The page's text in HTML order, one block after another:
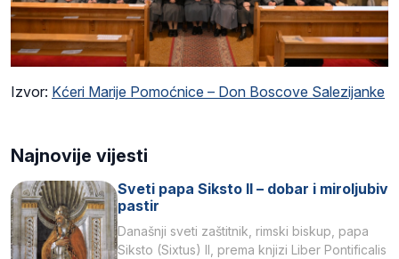
Izvor: Kćeri Marije Pomoćnice – Don Boscove Salezijanke
Najnovije vijesti
Sveti papa Siksto II – dobar i miroljubiv
pastir
Današnji sveti zaštitnik, rimski biskup, papa
Siksto (Sixtus) II, prema knjizi Liber Pontificalis